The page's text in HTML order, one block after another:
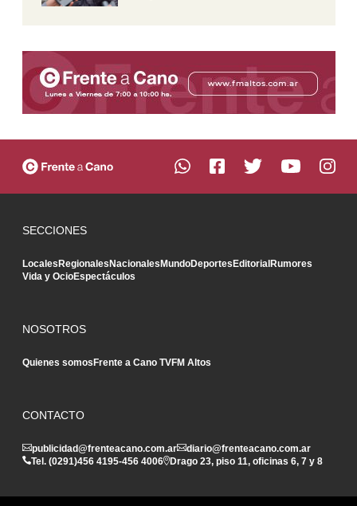
SECCIONES
LocalesRegionalesNacionalesMundoDeportesEditorialRumores
Vida y OcioEspectáculos
NOSOTROS
Quienes somosFrente a Cano TVFM Altos
CONTACTO
publicidad@frenteacano.com.ar
diario@frenteacano.com.ar
Tel. (0291)456 4195-456 4006 Drago 23, piso 11, oficinas 6, 7 y 8